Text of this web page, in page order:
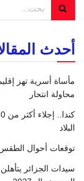
أحدث
مأساة أسرية تهز
محاولة انتحار
البلاد
توقعات أحوال الطقس
سيدات الجزائر